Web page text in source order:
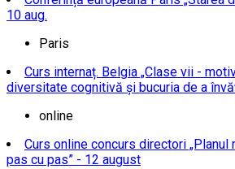
10 aug.
Paris
Curs internaț. Belgia „Clase vii -
diversitate cognitivă și bucuria de a
online
Curs online concurs directori „Planul
pas cu pas” - 12 august